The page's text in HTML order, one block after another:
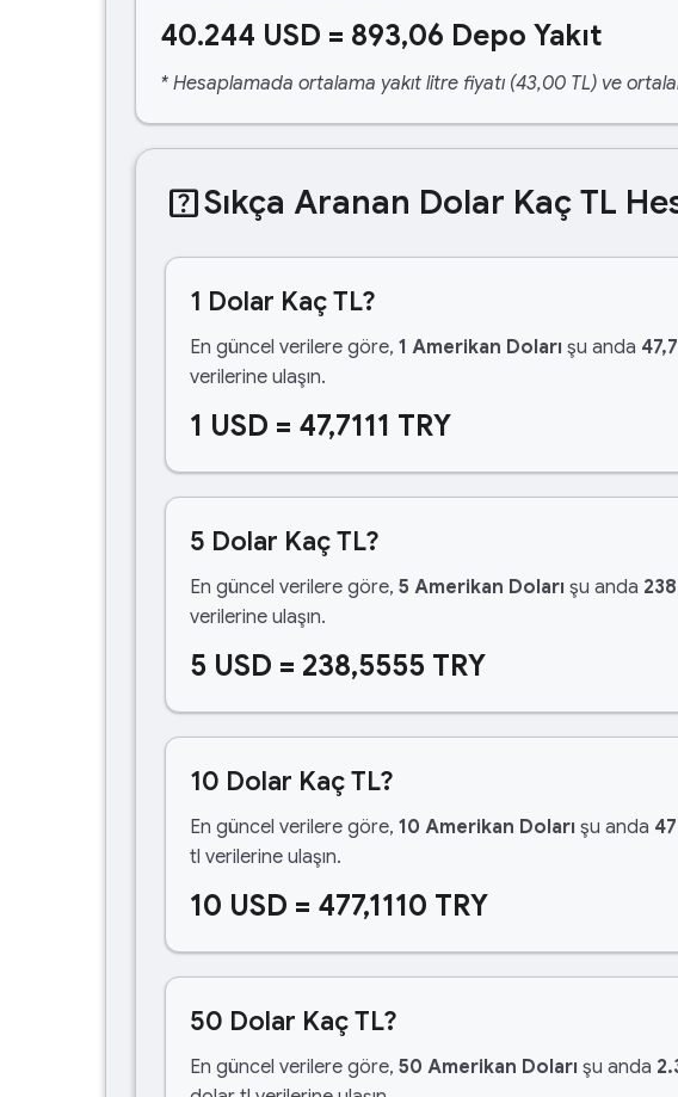
40.244 USD = 893,06 Depo Yakıt
* Hesaplamada ortalama yakıt litre fiyatı (43,00 TL) ve
help_centerSıkça Aranan Dolar Kaç TL
1 Dolar Kaç TL?
En güncel verilere göre, 1 Amerikan Doları şu anda
verilerine ulaşın.
1 USD = 47,7111 TRY
5 Dolar Kaç TL?
En güncel verilere göre, 5 Amerikan Doları şu anda
verilerine ulaşın.
5 USD = 238,5555 TRY
10 Dolar Kaç TL?
En güncel verilere göre, 10 Amerikan Doları şu anda
tl verilerine ulaşın.
10 USD = 477,1110 TRY
50 Dolar Kaç TL?
En güncel verilere göre, 50 Amerikan Doları şu anda